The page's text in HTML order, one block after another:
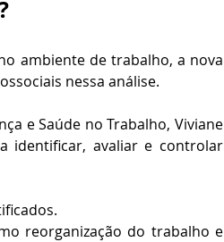
ambiente de trabalho, a nova
nessa análise.
e Saúde no Trabalho, Viviane
identificar, avaliar e controlar
reorganização do trabalho e